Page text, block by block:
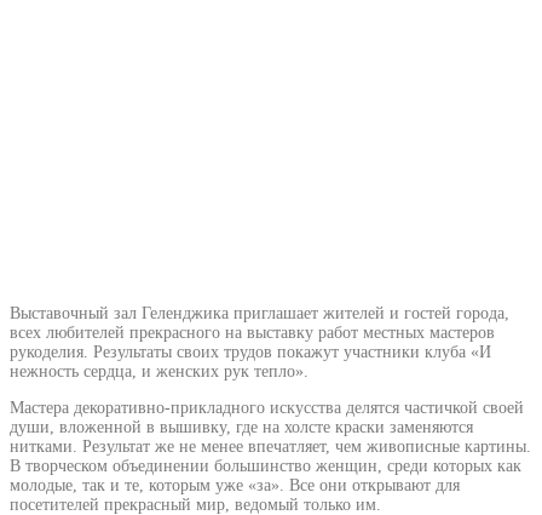
Выставочный зал Геленджика приглашает жителей и гостей города,
всех любителей прекрасного на выставку работ местных мастеров
рукоделия. Результаты своих трудов покажут участники клуба «И
нежность сердца, и женских рук тепло».
Мастера декоративно-прикладного искусства делятся частичкой своей
души, вложенной в вышивку, где на холсте краски заменяются
нитками. Результат же не менее впечатляет, чем живописные картины.
В творческом объединении большинство женщин, среди которых как
молодые, так и те, которым уже «за». Все они открывают для
посетителей прекрасный мир, ведомый только им.